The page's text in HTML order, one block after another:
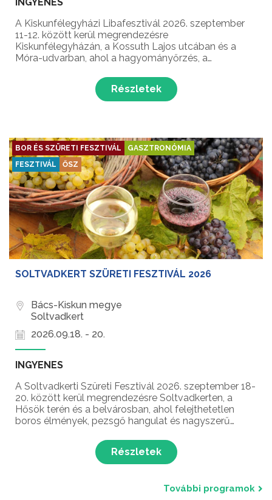
INGYENES
A Kiskunfélegyházi Libafesztivál 2026. szeptember
11-12. között kerül megrendezésre
Kiskunfélegyházán, a Kossuth Lajos utcában és a
Móra-udvarban, ahol a hagyományőrzés, a
fesztiválhangulat várja a látogatókat
Kiskunfélegyháza egyik legnépszerűbb őszi ...
Részletek
BOR ÉS SZÜRETI FESZTIVÁL
GASZTRONÓMIA
FESZTIVÁL
ŐSZ
SOLTVADKERT SZÜRETI FESZTIVÁL 2026
Bács-Kiskun megye
Soltvadkert
2026.09.18. - 20.
INGYENES
A Soltvadkerti Szüreti Fesztivál 2026. szeptember 18-
20. között kerül megrendezésre Soltvadkerten, a
Hősök terén és a belvárosban, ahol felejthetetlen
boros élmények, pezsgő hangulat és nagyszerű
Részletek
További programok